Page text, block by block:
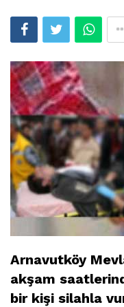
Arnavutköy
akşam
bir kişi silahla